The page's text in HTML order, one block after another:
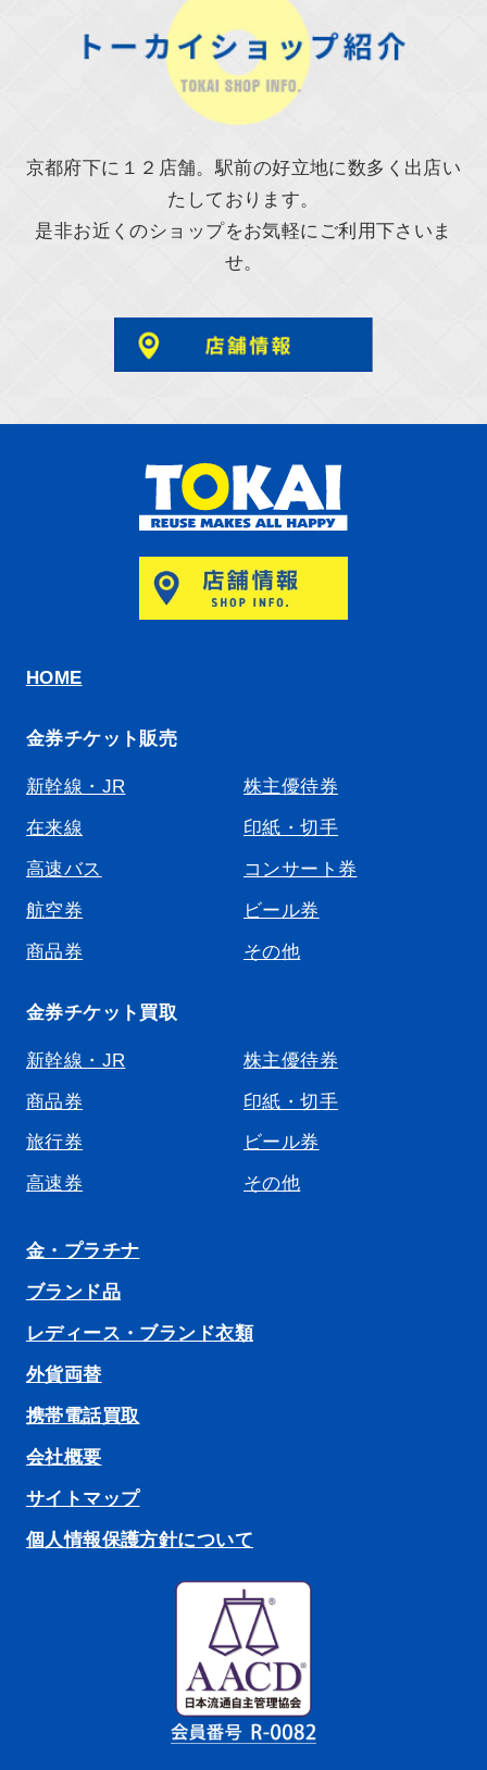
京都府下に１２店舗。駅前の好立地に数多く出店い
たしております。
是非お近くのショップをお気軽にご利用下さいま
せ。
HOME
金券チケット販売
新幹線・JR
株主優待券
在来線
印紙・切手
高速バス
コンサート券
航空券
ビール券
商品券
その他
金券チケット買取
新幹線・JR
株主優待券
商品券
印紙・切手
旅行券
ビール券
高速券
その他
金・プラチナ
ブランド品
レディース・ブランド衣類
外貨両替
携帯電話買取
会社概要
サイトマップ
個人情報保護方針について